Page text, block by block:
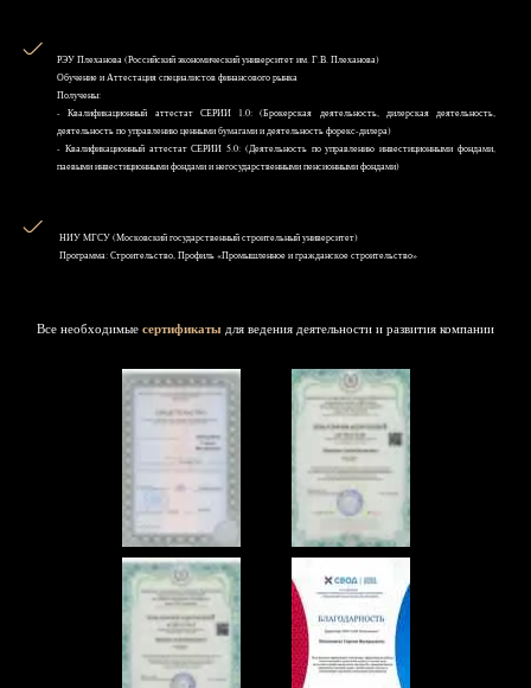
РЭУ Плеханова (Российский экономический университет им. Г.В. Плеханова)
Обучение и Аттестация специалистов финансового рынка
Получены:
- Квалификационный аттестат СЕРИИ 1.0: (Брокерская деятельность, дилерская деятельность,
деятельность по управлению ценными бумагами и деятельность форекс-дилера)
- Квалификационный аттестат СЕРИИ 5.0: (Деятельность по управлению инвестиционными фондами,
паевыми инвестиционными фондами и негосударственными пенсионными фондами)
НИУ MГСУ (Московский государственный строительный университет)
Программа: Строительство, Профиль «Промышленное и гражданское строительство»
Все необходимые сертификаты для ведения деятельности и развития компании